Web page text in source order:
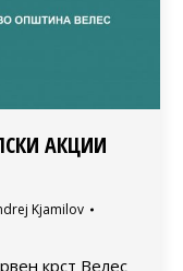
АКЦИИ
Kjamilov
крст Велес